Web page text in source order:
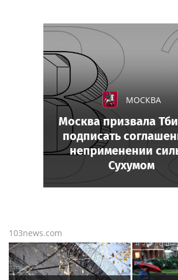
103news.com
МОСКВА
Москва призвала
подписать
неприменении
Сухумом